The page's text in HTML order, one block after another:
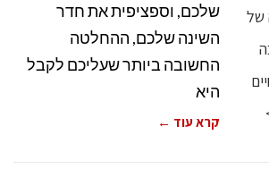
שלכם, וספציפית את חדר
השינה שלכם, ההחלטה
החשובה ביותר שעליכם לקבל
היא
קרא עוד ←